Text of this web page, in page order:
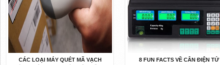
CÁC LOẠI MÁY QUÉT MÃ VẠCH
8 FUN FACTS VỀ CÂN ĐIỆN TỬ